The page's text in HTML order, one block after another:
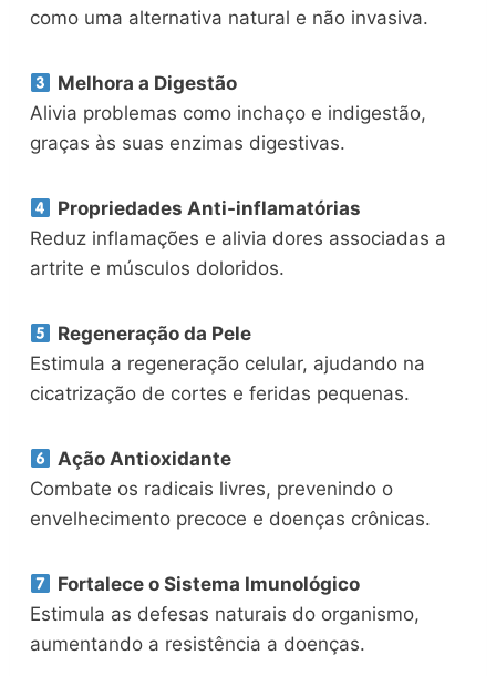
como uma alternativa natural e não invasiva.
Melhora a Digestão
Alivia problemas como inchaço e indigestão,
graças às suas enzimas digestivas.
Propriedades Anti-inflamatórias
Reduz inflamações e alivia dores associadas a
artrite e músculos doloridos.
Regeneração da Pele
Estimula a regeneração celular, ajudando na
cicatrização de cortes e feridas pequenas.
Ação Antioxidante
Combate os radicais livres, prevenindo o
envelhecimento precoce e doenças crônicas.
Fortalece o Sistema Imunológico
Estimula as defesas naturais do organismo,
aumentando a resistência a doenças.